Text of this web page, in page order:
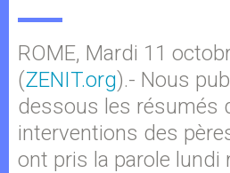
ROME, Mardi 11
(ZENIT.org).- Nous
dessous les résumés
interventions des
ont pris la parole lundi